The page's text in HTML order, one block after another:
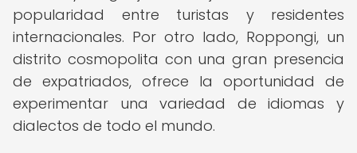
popularidad entre turistas y residentes
internacionales. Por otro lado, Roppongi, un
distrito cosmopolita con una gran presencia
de expatriados, ofrece la oportunidad de
experimentar una variedad de idiomas y
dialectos de todo el mundo.